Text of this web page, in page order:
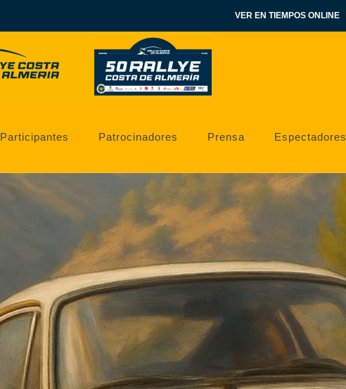
VER EN TIEMPOS ONLINE
Participantes Patrocinadores Prensa Espectadores